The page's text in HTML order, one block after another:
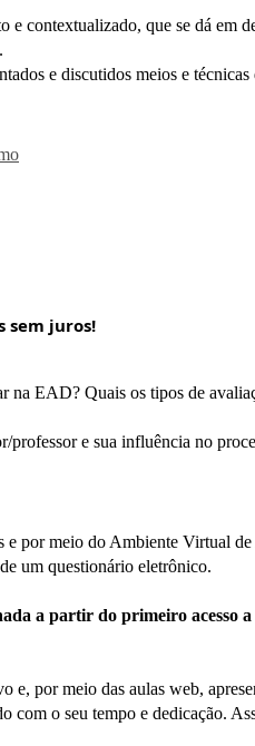
e contextualizado, que se dá em
e discutidos meios e
sem juros!
na EAD? Quais os tipos de
e sua influência no
e por meio do Ambiente Virtual
um questionário eletrônico.
a partir do primeiro acesso
e, por meio das aulas web,
com o seu tempo e dedicação.